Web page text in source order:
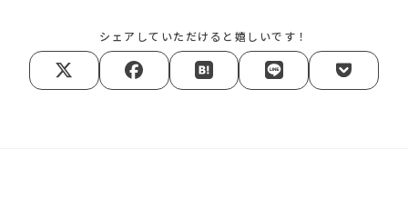
シェアしていただけると嬉しいです！